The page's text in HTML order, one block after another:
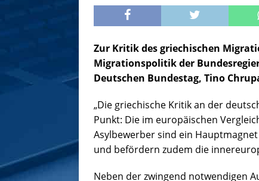
Zur Kritik des griechischen
Migrationspolitik der
Deutschen Bundestag, Tino
„Die griechische Kritik an der
Punkt: Die im europäischen
Asylbewerber sind ein
und befördern zudem die
Neben der zwingend notwendigen